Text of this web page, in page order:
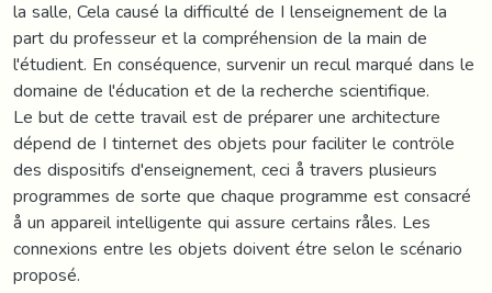
la salle, Cela causé la difficulté de I lenseignement de la
part du professeur et la compréhension de la main de
l'étudient. En conséquence, survenir un recul marqué dans le
domaine de l'éducation et de la recherche scientifique.
Le but de cette travail est de préparer une architecture
dépend de I tinternet des objets pour faciliter le contröle
des dispositifs d'enseignement, ceci å travers plusieurs
programmes de sorte que chaque programme est consacré
å un appareil intelligente qui assure certains råles. Les
connexions entre les objets doivent étre selon le scénario
proposé.